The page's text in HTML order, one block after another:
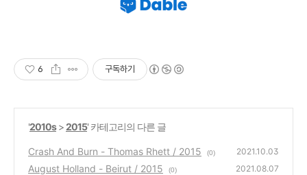
6 구독하기
'2010s>2015' 카테고리의 다른 글
Crash And Burn - Thomas Rhett / 2015 (0) 2021.10.03
August Holland - Beirut / 2015 (0) 2021.08.07